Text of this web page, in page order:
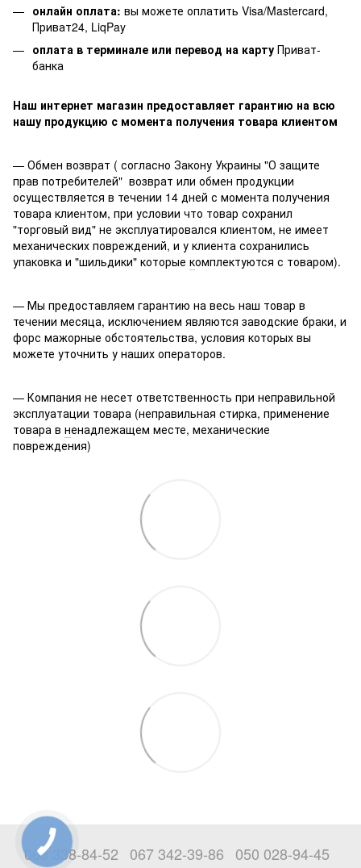
онлайн оплата: вы можете оплатить Visa/Mastercard,
Приват24, LiqPay
оплата в терминале или перевод на карту Приват-
банка
Наш интернет магазин предоставляет гарантию на всю
нашу продукцию с момента получения товара клиентом
— Обмен возврат ( согласно Закону Украины "О защите
прав потребителей" возврат или обмен продукции
осуществляется в течении 14 дней с момента получения
товара клиентом, при условии что товар сохранил
"торговый вид" не эксплуатировался клиентом, не имеет
механических повреждений, и у клиента сохранились
упаковка и "шильдики" которые комплектуются с товаром).
— Мы предоставляем гарантию на весь наш товар в
течении месяца, исключением являются заводские браки, и
форс мажорные обстоятельства, условия которых вы
можете уточнить у наших операторов.
— Компания не несет ответственность при неправильной
эксплуатации товара (неправильная стирка, применение
товара в ненадлежащем месте, механические
повреждения)
063 338-84-52 067 342-39-86 050 028-94-45